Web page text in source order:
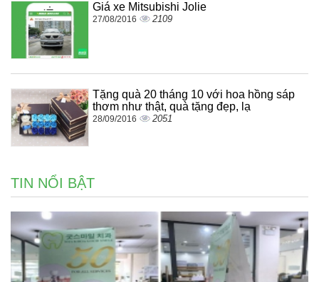
Giá xe Mitsubishi Jolie
27/08/2016 2109
Tặng quà 20 tháng 10 với hoa hồng sáp
thơm như thật, quà tặng đẹp, lạ
28/09/2016 2051
TIN NỔI BẬT